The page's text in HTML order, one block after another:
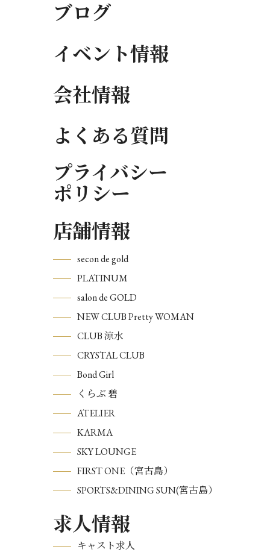
ブログ
イベント情報
会社情報
よくある質問
プライバシー
ポリシー
店舗情報
secon de gold
PLATINUM
salon de GOLD
NEW CLUB Pretty WOMAN
CLUB 涼水
CRYSTAL CLUB
Bond Girl
くらぶ 碧
ATELIER
KARMA
SKY LOUNGE
FIRST ONE（宮古島）
SPORTS&DINING SUN(宮古島）
求人情報
キャスト求人